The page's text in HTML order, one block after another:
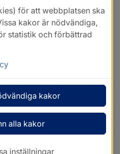
för att webbplatsen ska
kakor är nödvändiga,
statistik och förbättrad
kakor
alla kakor
inställningar